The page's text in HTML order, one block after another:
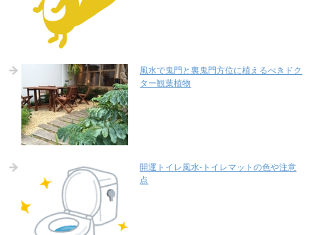
風水で鬼門と裏鬼門方位に植えるべきドク
ター観葉植物
開運トイレ風水-トイレマットの色や注意
点